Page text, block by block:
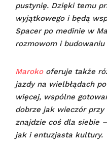
pustynię. Dzięki temu
wyjątkowego i będą
Spacer po medinie w
rozmowom i budowaniu
Marokooferuje także
jazdy na wielbłądach
więcej, wspólne
dobrze jak wieczór przy
znajdzie coś dla siebie
jak i entuzjasta kultury.